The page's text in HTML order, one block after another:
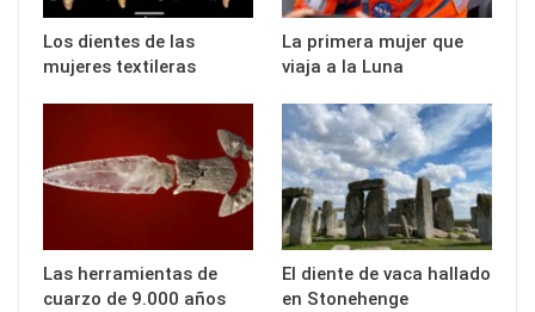
Los dientes de las
mujeres textileras
La primera mujer que
viaja a la Luna
Las herramientas de
cuarzo de 9.000 años
El diente de vaca hallado
en Stonehenge